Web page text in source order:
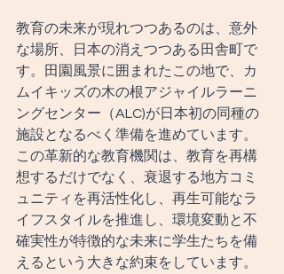
教育の未来が現れつつあるのは、意外
な場所、日本の消えつつある田舎町で
す。田園風景に囲まれたこの地で、カ
ムイキッズの木の根アジャイルラーニ
ングセンター（ALC)が日本初の同種の
施設となるべく準備を進めています。
この革新的な教育機関は、教育を再構
想するだけでなく、衰退する地方コミ
ュニティを再活性化し、再生可能なラ
イフスタイルを推進し、環境変動と不
確実性が特徴的な未来に学生たちを備
えるという大きな約束をしています。